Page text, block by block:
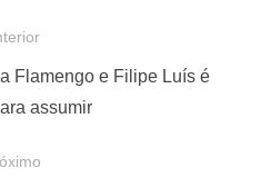
Flamengo e Filipe Luís é
assumir